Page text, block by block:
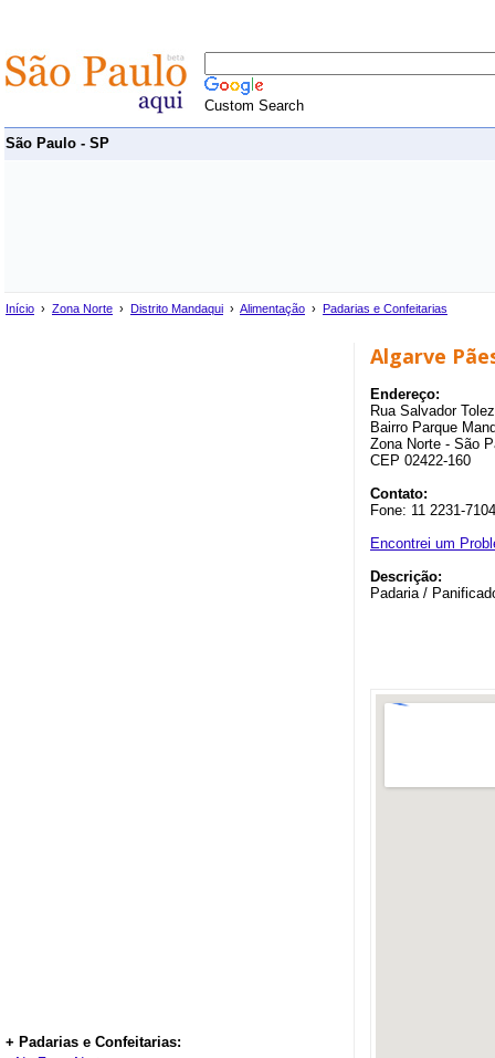
Custom Search
São Paulo - SP
Início › Zona Norte › Distrito Mandaqui › Alimentação › Padarias e Confeitarias
+ Padarias e Confeitarias:
Algarve
Endereço:
Rua Salvador
Bairro Parque
Zona Norte - São
CEP 02422-160
Contato:
Fone: 11 2231-7104
Encontrei um
Descrição:
Padaria /